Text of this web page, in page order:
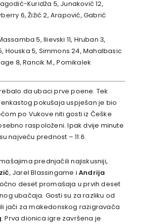
Kuridža 5, Junaković 12,
6, Žižić 2, Arapović, Gabrić
5, Ilievski 11, Hruban 3,
Houska 5, Simmons 24, Mahalbasic
8, Rancik M., Pomikalek
da ubaci prve poene. Tek
pokušaja uspješan je bio
po Vukove niti gosti iz Češke
raspoloženi. Ipak dvije minute
najveću prednost – 11:6.
prednjačili najiskusniji,
, Jarel Blassingame iAndrija
deset promašaja u prvih deset
ubačaja. Gosti su za razliku od
jači za makedonskog razigravača
. Prva dionica igre završena je